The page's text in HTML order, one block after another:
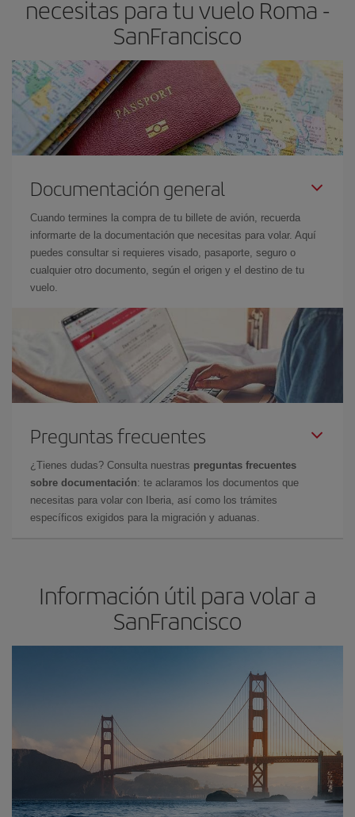
necesitas para tu vuelo Roma -
SanFrancisco
Documentación general
Cuando termines la compra de tu billete de avión, recuerda
informarte de la documentación que necesitas para volar. Aquí
puedes consultar si requieres visado, pasaporte, seguro o
cualquier otro documento, según el origen y el destino de tu
vuelo.
Preguntas frecuentes
¿Tienes dudas? Consulta nuestras preguntas frecuentes
sobre documentación: te aclaramos los documentos que
necesitas para volar con Iberia, así como los trámites
específicos exigidos para la migración y aduanas.
Información útil para volar a
SanFrancisco